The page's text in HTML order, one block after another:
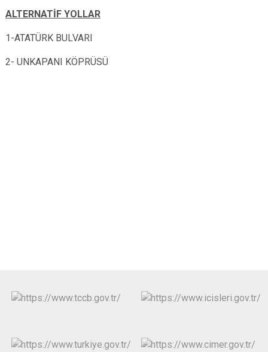
ALTERNATİF YOLLAR
1-ATATÜRK BULVARI
2- UNKAPANI KÖPRÜSÜ